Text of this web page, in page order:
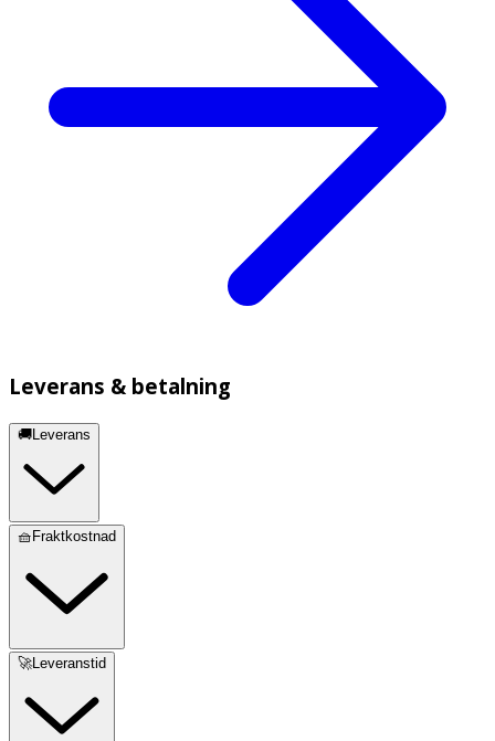
Leverans & betalning
🚚Leverans
🧺Fraktkostnad
🚀Leveranstid